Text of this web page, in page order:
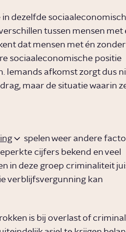
dezelfde
tussen mensen met
dat mensen met én zonder
sociaaleconomische positie
Iemands afkomst zorgt dus
maar de situatie waarin
spelen weer andere
cijfers bekend en veel
in deze groep criminaliteit
verblijfsvergunning kan
is bij overlast of